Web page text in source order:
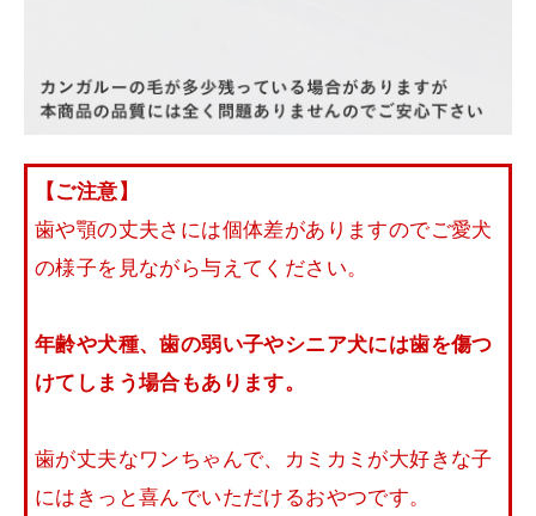
【ご注意】
歯や顎の丈夫さには個体差がありますのでご愛犬
の様子を見ながら与えてください。
年齢や犬種、歯の弱い子やシニア犬には歯を傷つ
けてしまう場合もあります。
歯が丈夫なワンちゃんで、カミカミが大好きな子
にはきっと喜んでいただけるおやつです。